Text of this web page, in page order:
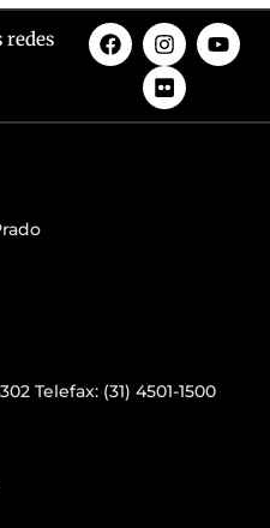
redes
Telefax: (31) 4501-1500